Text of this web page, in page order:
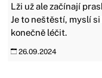
Lži už ale začínají
Je to neštěstí, myslí si
konečně léčit.
26.09.2024